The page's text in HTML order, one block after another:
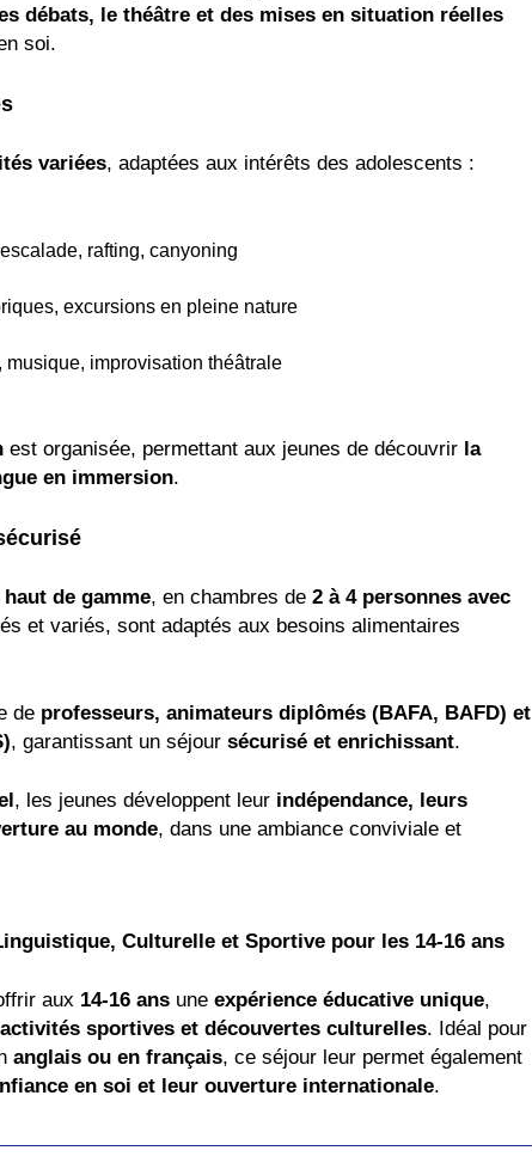
débats, le théâtre et des mises en situation réelles
soi.
variées, adaptées aux intérêts des adolescents :
rafting, canyoning
excursions en pleine nature
musique, improvisation théâtrale
est organisée, permettant aux jeunes de découvrir la
en immersion.
haut de gamme, en chambres de 2 à 4 personnes avec
et variés, sont adaptés aux besoins alimentaires
de professeurs, animateurs diplômés (BAFA, BAFD) et
, garantissant un séjour sécurisé et enrichissant.
, les jeunes développent leur indépendance, leurs
au monde, dans une ambiance conviviale et
Culturelle et Sportive pour les 14-16 ans
aux 14-16 ans une expérience éducative unique,
sportives et découvertes culturelles. Idéal pour
anglais ou en français, ce séjour leur permet également
en soi et leur ouverture internationale.